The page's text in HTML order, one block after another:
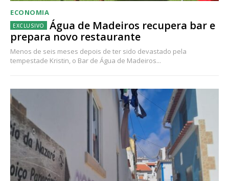
ECONOMIA
Água de Madeiros recupera bar e
prepara novo restaurante
Menos de seis meses depois de ter sido devastado pela
tempestade Kristin, o Bar de Água de Madeiros...